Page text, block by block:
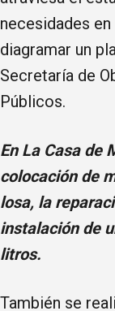
necesidades
diagramar un
Secretaría de
Públicos.
En La Casa de
colocación de
losa, la
instalación de
litros.
También se